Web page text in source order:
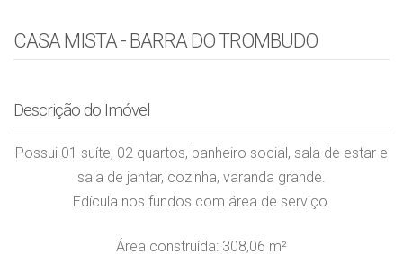
CASA MISTA - BARRA DO TROMBUDO
Descrição do Imóvel
Possui 01 suíte, 02 quartos, banheiro social, sala de estar e
sala de jantar, cozinha, varanda grande.
Edícula nos fundos com área de serviço.
Área construída: 308,06 m²